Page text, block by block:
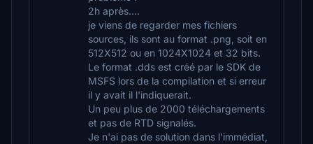
2h après....
je viens de regarder mes fichiers
sources, ils sont au format .png, soit en
512X512 ou en 1024X1024 et 32 bits.
Le format .dds est créé par le SDK de
MSFS lors de la compilation et si erreur
il y avait il l'indiquerait.
Un peu plus de 2000 téléchargements
et pas de RTD signalés.
Je n'ai pas de solution dans l'immédiat,